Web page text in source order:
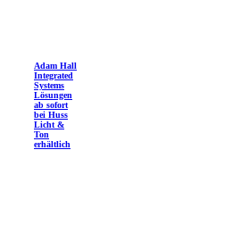
Adam Hall
Integrated
Systems
Lösungen
ab sofort
bei Huss
Licht &
Ton
erhältlich